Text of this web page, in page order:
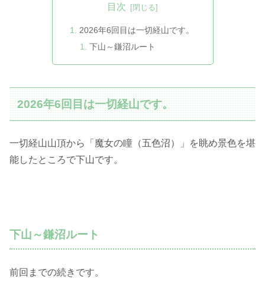
目次
2026年6回目は一切経山です。
下山～鎌沼ルート
2026年6回目は一切経山です。
一切経山山頂から「魔女の瞳（五色沼）」を眺め景色を堪
能したところで下山です。
下山～鎌沼ルート
前回までの続きです。